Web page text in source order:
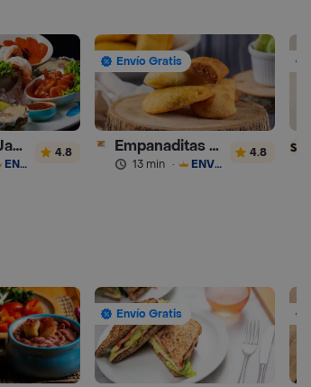
Pesquera Jaramillo
ENVÍO GRATIS
4.8
Envío Gratis
Empanaditas de Pipian - Empanadas
13 min · ENVÍO GRATIS
4.8
Envío Gratis